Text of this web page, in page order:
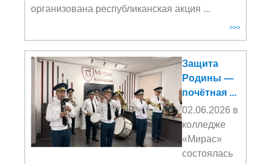
организована республиканская акция ...
>>>
Защита
Родины —
почётная ...
02.06.2026 в
колледже
«Мирас»
состоялась